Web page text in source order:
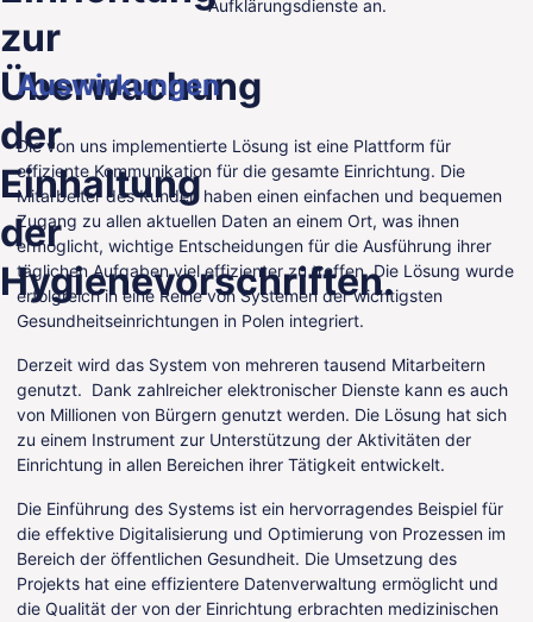
zur
Überwachung
der
Einhaltung
der
Hygienevorschriften.
Aufklärungsdienste an.
Auswirkungen
Die von uns implementierte Lösung ist eine Plattform für
effiziente Kommunikation für die gesamte Einrichtung. Die
Mitarbeiter des Kunden haben einen einfachen und bequemen
Zugang zu allen aktuellen Daten an einem Ort, was ihnen
ermöglicht, wichtige Entscheidungen für die Ausführung ihrer
täglichen Aufgaben viel effizienter zu treffen. Die Lösung wurde
erfolgreich in eine Reihe von Systemen der wichtigsten
Gesundheitseinrichtungen in Polen integriert.
Derzeit wird das System von mehreren tausend Mitarbeitern
genutzt. Dank zahlreicher elektronischer Dienste kann es auch
von Millionen von Bürgern genutzt werden. Die Lösung hat sich
zu einem Instrument zur Unterstützung der Aktivitäten der
Einrichtung in allen Bereichen ihrer Tätigkeit entwickelt.
Die Einführung des Systems ist ein hervorragendes Beispiel für
die effektive Digitalisierung und Optimierung von Prozessen im
Bereich der öffentlichen Gesundheit. Die Umsetzung des
Projekts hat eine effizientere Datenverwaltung ermöglicht und
die Qualität der von der Einrichtung erbrachten medizinischen